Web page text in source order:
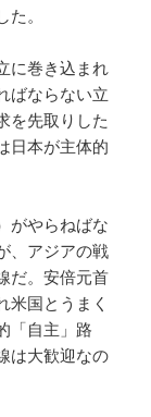
。
に巻き込まれ
ばならない立
を先取りした
日本が主体的
がやらねばな
、アジアの戦
だ。安倍元首
米国とうまく
「自主」路
は大歓迎なの